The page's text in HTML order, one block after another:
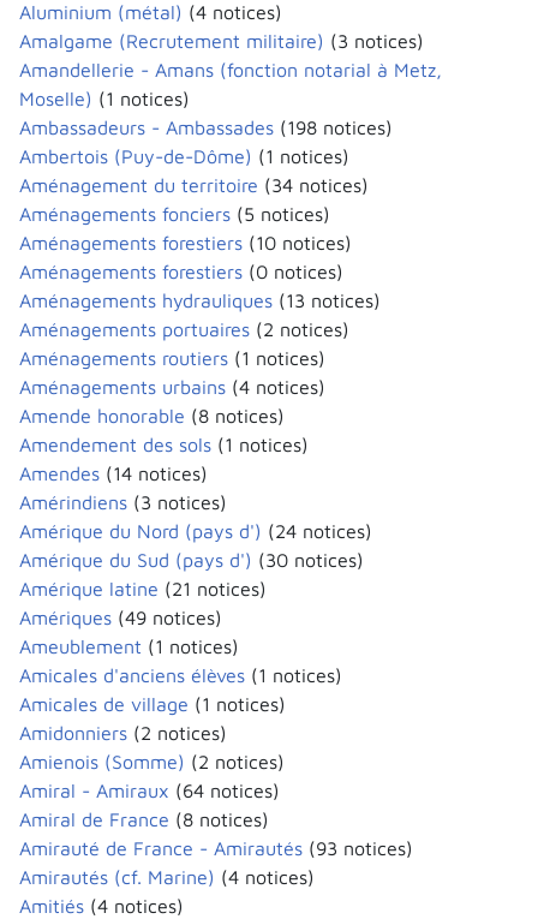
Aluminium (métal) (4 notices)
Amalgame (Recrutement militaire) (3 notices)
Amandellerie - Amans (fonction notarial à Metz,
Moselle) (1 notices)
Ambassadeurs - Ambassades (198 notices)
Ambertois (Puy-de-Dôme) (1 notices)
Aménagement du territoire (34 notices)
Aménagements fonciers (5 notices)
Aménagements forestiers (10 notices)
Aménagements forestiers (0 notices)
Aménagements hydrauliques (13 notices)
Aménagements portuaires (2 notices)
Aménagements routiers (1 notices)
Aménagements urbains (4 notices)
Amende honorable (8 notices)
Amendement des sols (1 notices)
Amendes (14 notices)
Amérindiens (3 notices)
Amérique du Nord (pays d') (24 notices)
Amérique du Sud (pays d') (30 notices)
Amérique latine (21 notices)
Amériques (49 notices)
Ameublement (1 notices)
Amicales d'anciens élèves (1 notices)
Amicales de village (1 notices)
Amidonniers (2 notices)
Amienois (Somme) (2 notices)
Amiral - Amiraux (64 notices)
Amiral de France (8 notices)
Amirauté de France - Amirautés (93 notices)
Amirautés (cf. Marine) (4 notices)
Amitiés (4 notices)